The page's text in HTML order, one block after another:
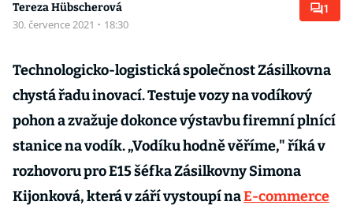
Tereza Hübscherová
30. července 2021 · 18:30
1
Technologicko-logistická společnost Zásilkovna
chystá řadu inovací. Testuje vozy na vodíkový
pohon a zvažuje dokonce výstavbu firemní plnící
stanice na vodík. „Vodíku hodně věříme," říká v
rozhovoru pro E15 šéfka Zásilkovny Simona
Kijonková, která v září vystoupí naE-commerce